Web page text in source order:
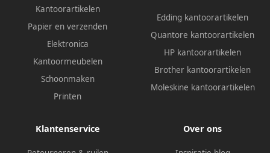
Kantoorartikelen
Papier en verzenden
Elektronica
Kantoormeubelen
Schoonmaken
Printen
Edding kantoorartikelen
Quantore kantoorartikelen
HP kantoorartikelen
Brother kantoorartikelen
Moleskine kantoorartikelen
Klantenservice Over ons